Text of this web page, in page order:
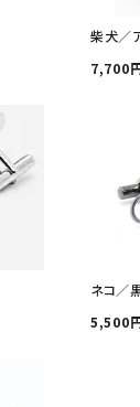
柴犬／
7,700
ネコ／
5,500